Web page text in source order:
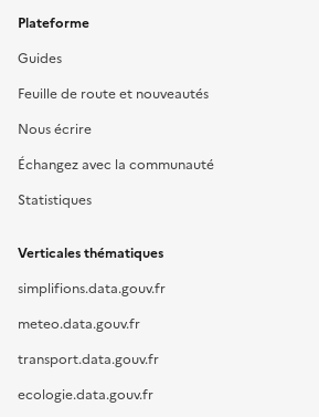
Plateforme
Guides
Feuille de route et nouveautés
Nous écrire
Échangez avec la communauté
Statistiques
Verticales thématiques
simplifions.data.gouv.fr
meteo.data.gouv.fr
transport.data.gouv.fr
ecologie.data.gouv.fr